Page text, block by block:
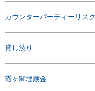
カウンターパーティーリスク
貸し渋り
霞ヶ関埋蔵金